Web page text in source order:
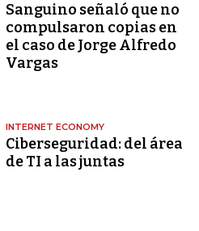
Sanguino señaló que no
compulsaron copias en
el caso de Jorge Alfredo
Vargas
INTERNET ECONOMY
Ciberseguridad: del área
de TI a las juntas